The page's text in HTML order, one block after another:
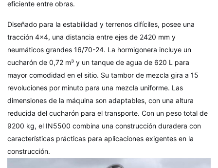
eficiente entre obras.
Diseñado para la estabilidad y terrenos difíciles, posee una
tracción 4×4, una distancia entre ejes de 2420 mm y
neumáticos grandes 16/70-24. La hormigonera incluye un
cucharón de 0,72 m³ y un tanque de agua de 620 L para
mayor comodidad en el sitio. Su tambor de mezcla gira a 15
revoluciones por minuto para una mezcla uniforme. Las
dimensiones de la máquina son adaptables, con una altura
reducida del cucharón para el transporte. Con un peso total de
9200 kg, el IN5500 combina una construcción duradera con
características prácticas para aplicaciones exigentes en la
construcción.